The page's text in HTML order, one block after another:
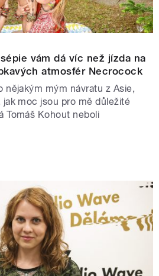
vám dá víc než jízda na
atmosfér Necrocock
nějakým mým návratu z Asie,
moc jsou pro mě důležité
Tomáš Kohout neboli